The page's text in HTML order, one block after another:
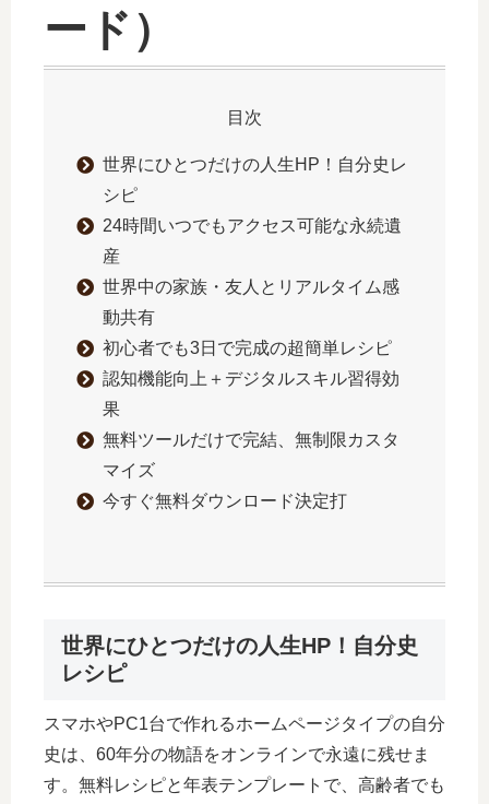
ード）
目次
世界にひとつだけの人生HP！自分史レ
シピ
24時間いつでもアクセス可能な永続遺
産
世界中の家族・友人とリアルタイム感
動共有
初心者でも3日で完成の超簡単レシピ
認知機能向上＋デジタルスキル習得効
果
無料ツールだけで完結、無制限カスタ
マイズ
今すぐ無料ダウンロード決定打
世界にひとつだけの人生HP！自分史
レシピ
スマホやPC1台で作れるホームページタイプの自分
史は、60年分の物語をオンラインで永遠に残せま
す。無料レシピと年表テンプレートで、高齢者でも